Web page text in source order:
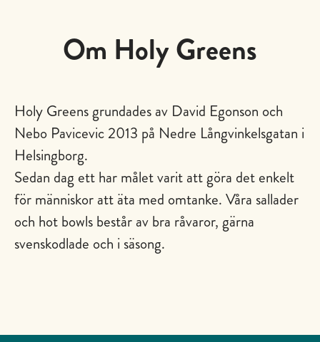
Om Holy Greens
Holy Greens grundades av David Egonson och
Nebo Pavicevic 2013 på Nedre Långvinkelsgatan i
Helsingborg.
Sedan dag ett har målet varit att göra det enkelt
för människor att äta med omtanke. Våra sallader
och hot bowls består av bra råvaror, gärna
svenskodlade och i säsong.